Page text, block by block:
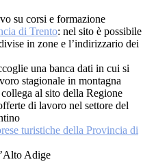
su corsi e formazione
di Trento: nel sito è possibile
in zone e l’indirizzario dei
una banca dati in cui si
stagionale in montagna
collega al sito della Regione
di lavoro nel settore del
turistiche della Provincia di
Adige